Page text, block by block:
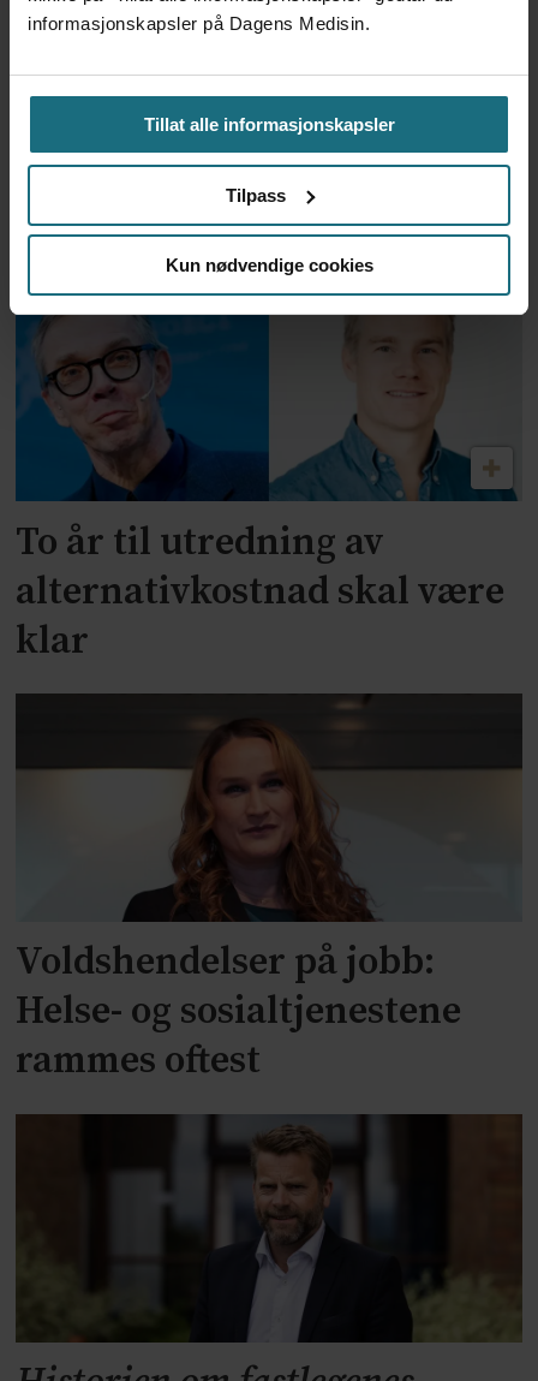
informasjonskapsler på Dagens Medisin.
Tillat alle informasjonskapsler
Tilpass
Kun nødvendige cookies
Feilmedisinert i 18 år – får
millionerstatning
To år til utredning av
alternativkostnad skal være
klar
Voldshendelser på jobb:
Helse- og sosialtjenestene
rammes oftest